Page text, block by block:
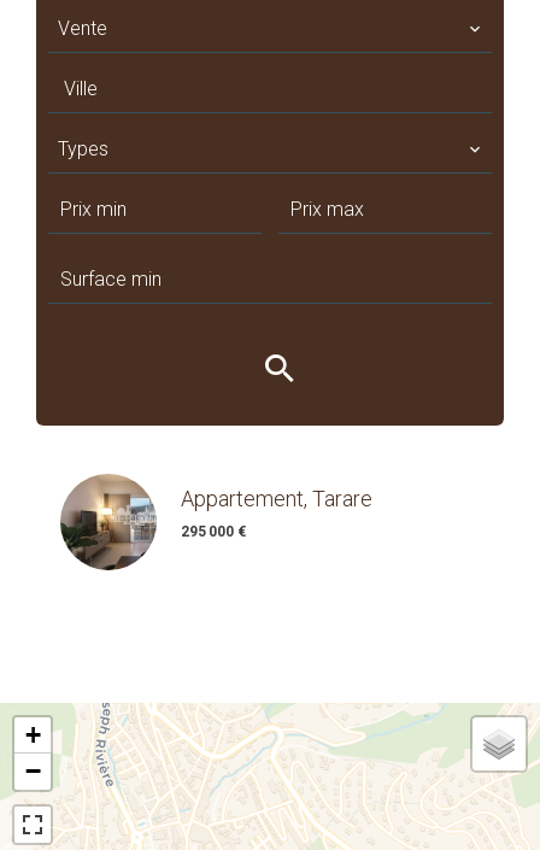
Vente
Ville
Types
Appartement, Tarare
295 000 €
+
−